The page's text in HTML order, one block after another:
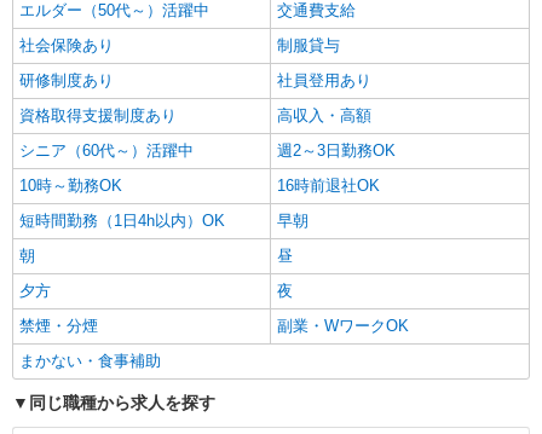
エルダー（50代～）活躍中
交通費支給
社会保険あり
制服貸与
研修制度あり
社員登用あり
資格取得支援制度あり
高収入・高額
シニア（60代～）活躍中
週2～3日勤務OK
10時～勤務OK
16時前退社OK
短時間勤務（1日4h以内）OK
早朝
朝
昼
夕方
夜
禁煙・分煙
副業・WワークOK
まかない・食事補助
同じ職種から求人を探す